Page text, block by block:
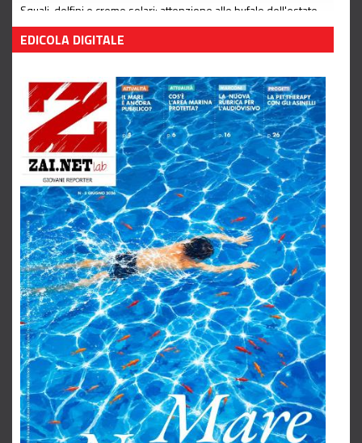
Squali, delfini e creme solari: attenzione alle bufale dell'estate
Leggi tutto
EDICOLA DIGITALE